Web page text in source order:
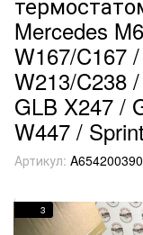
Mercedes
W167/C167
W213/C238
GLB X247 /
W447 /
Артикул:
3